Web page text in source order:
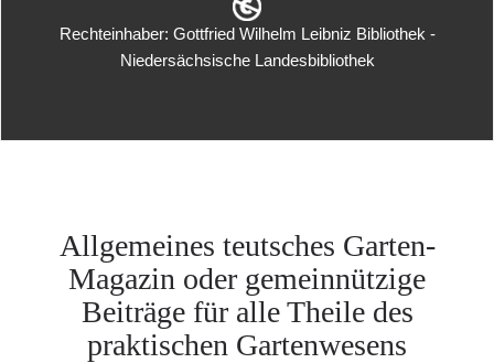
Rechteinhaber: Gottfried Wilhelm Leibniz Bibliothek -
Niedersächsische Landesbibliothek
Allgemeines teutsches Garten-
Magazin oder gemeinnützige
Beiträge für alle Theile des
praktischen Gartenwesens